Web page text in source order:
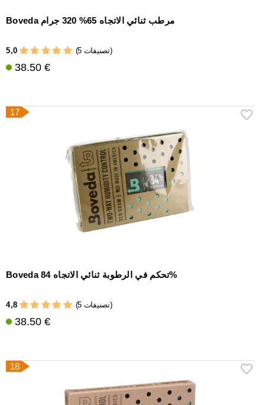
Boveda مرطب ثنائي الاتجاه 65% 320 جرام
5,0 (5 تصنيفات)
38.50 €
17
Boveda تحكم في الرطوبة ثنائي الاتجاه 84%
4,8 (5 تصنيفات)
38.50 €
18